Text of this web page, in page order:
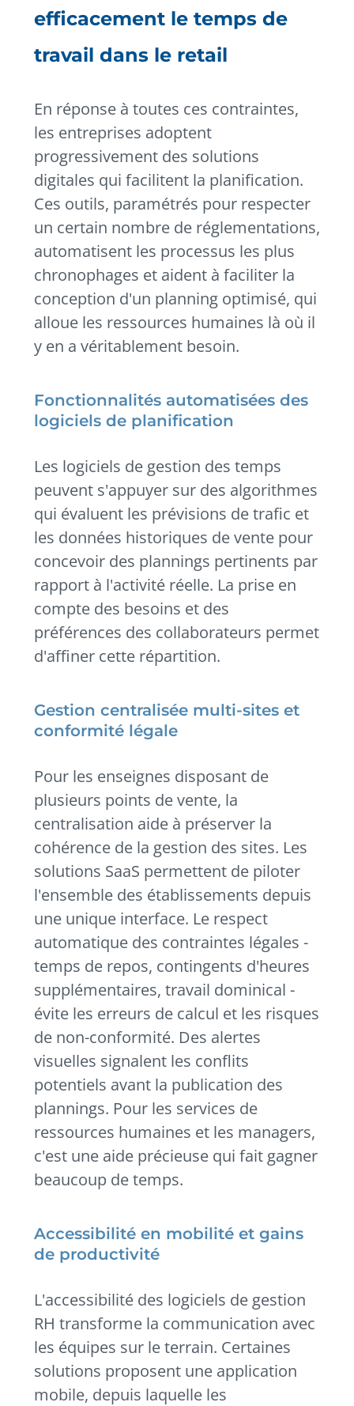
efficacement le temps de
travail dans le retail
En réponse à toutes ces contraintes,
les entreprises adoptent
progressivement des solutions
digitales qui facilitent la planification.
Ces outils, paramétrés pour respecter
un certain nombre de réglementations,
automatisent les processus les plus
chronophages et aident à faciliter la
conception d'un planning optimisé, qui
alloue les ressources humaines là où il
y en a véritablement besoin.
Fonctionnalités automatisées des
logiciels de planification
Les logiciels de gestion des temps
peuvent s'appuyer sur des algorithmes
qui évaluent les prévisions de trafic et
les données historiques de vente pour
concevoir des plannings pertinents par
rapport à l'activité réelle. La prise en
compte des besoins et des
préférences des collaborateurs permet
d'affiner cette répartition.
Gestion centralisée multi-sites et
conformité légale
Pour les enseignes disposant de
plusieurs points de vente, la
centralisation aide à préserver la
cohérence de la gestion des sites. Les
solutions SaaS permettent de piloter
l'ensemble des établissements depuis
une unique interface. Le respect
automatique des contraintes légales -
temps de repos, contingents d'heures
supplémentaires, travail dominical -
évite les erreurs de calcul et les risques
de non-conformité. Des alertes
visuelles signalent les conflits
potentiels avant la publication des
plannings. Pour les services de
ressources humaines et les managers,
c'est une aide précieuse qui fait gagner
beaucoup de temps.
Accessibilité en mobilité et gains
de productivité
L'accessibilité des logiciels de gestion
RH transforme la communication avec
les équipes sur le terrain. Certaines
solutions proposent une application
mobile, depuis laquelle les